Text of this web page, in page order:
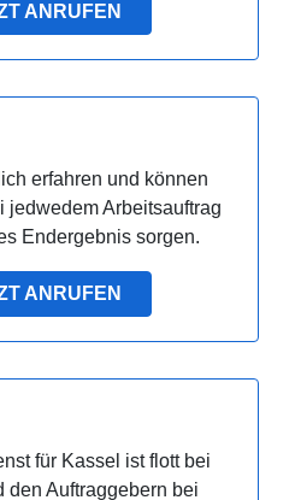
ANRUFEN
erfahren und können
jedwedem Arbeitsauftrag
Endergebnis sorgen.
ANRUFEN
für Kassel ist flott bei
den Auftraggebern bei